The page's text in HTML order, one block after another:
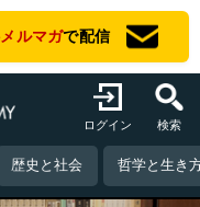
ルマガで配信
ログイン 検索
歴史と社会 哲学と生き